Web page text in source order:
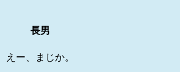
長男
えー、まじか。